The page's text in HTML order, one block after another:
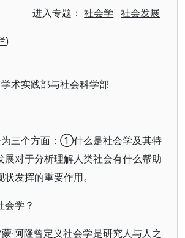
进入专题：社会学 社会发展
)
术实践部与社会科学部
三个方面：①什么是社会学及其特
对于分析理解人类社会有什么帮助
发挥的重要作用。
学？
·阿隆曾定义社会学是研究人与人之